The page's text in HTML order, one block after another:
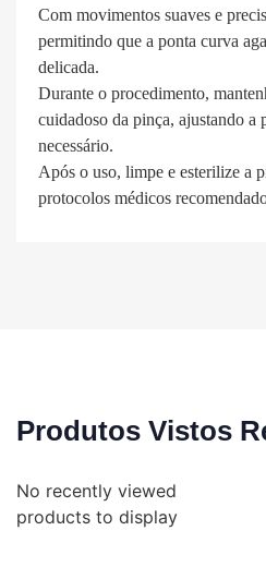
Com movimentos suaves e
permitindo que a ponta curva
delicada.
Durante o procedimento,
cuidadoso da pinça, ajustando a
necessário.
Após o uso, limpe e esterilize a
protocolos médicos
Produtos Vistos
No recently viewed
products to display